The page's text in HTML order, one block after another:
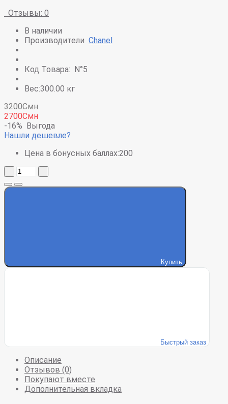
Отзывы: 0
В наличии
Производители Chanel
Код Товара: N°5
Вес:300.00 кг
3200Смн
2700Смн
-16% Выгода
Нашли дешевле?
Цена в бонусных баллах:200
Купить
Быстрый заказ
Описание
Отзывов (0)
Покупают вместе
Дополнительная вкладка